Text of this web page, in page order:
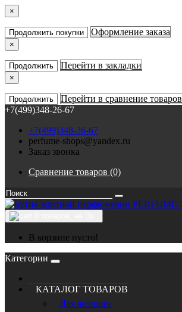
×
Продолжить покупки Оформление заказа
×
Продолжить Перейти в закладки
×
Продолжить
Перейти в сравнение товаров
+7(499)348-26-67
+7(499)348-26-67
perfume-shops@yandex.ru
Заказ звонка
Сравнение товаров (0)
В корзине пусто!
Категории
КАТАЛОГ ТОВАРОВ
Для женщин